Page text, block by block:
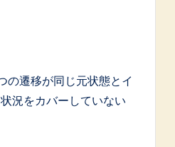
の遷移が同じ元状態とイ
況をカバーしていない